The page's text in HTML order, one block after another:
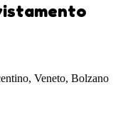
Veneto, Bolzano